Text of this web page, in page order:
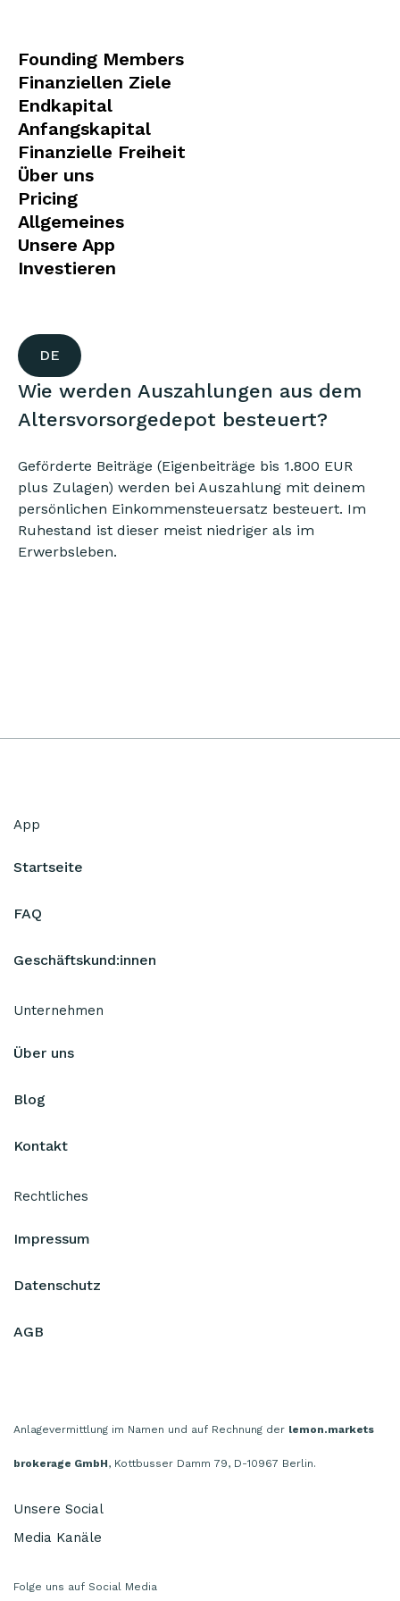
Founding Members
Finanziellen Ziele
Endkapital
Anfangskapital
Finanzielle Freiheit
Über uns
Pricing
Allgemeines
Unsere App
Investieren
DE
Wie werden Auszahlungen aus dem
Altersvorsorgedepot besteuert?
Geförderte Beiträge (Eigenbeiträge bis 1.800 EUR
plus Zulagen) werden bei Auszahlung mit deinem
persönlichen Einkommensteuersatz besteuert. Im
Ruhestand ist dieser meist niedriger als im
Erwerbsleben.
App
Startseite
FAQ
Geschäftskund:innen
Unternehmen
Über uns
Blog
Kontakt
Rechtliches
Impressum
Datenschutz
AGB
Anlagevermittlung im Namen und auf Rechnung der lemon.markets
brokerage GmbH, Kottbusser Damm 79, D-10967 Berlin.
Unsere Social
Media Kanäle
Folge uns auf Social Media